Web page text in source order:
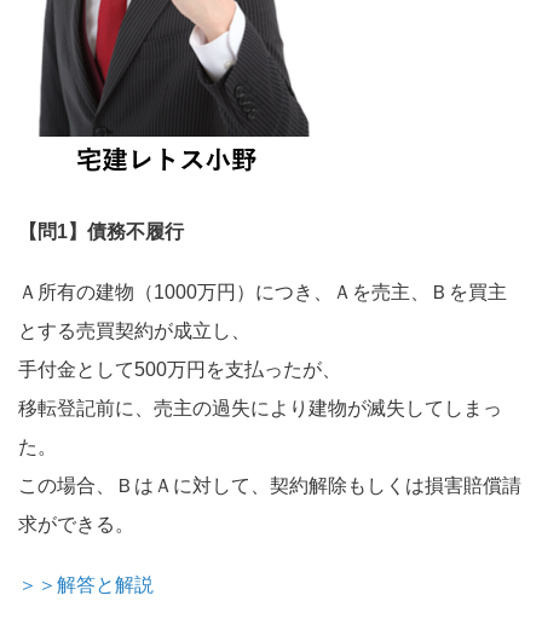
【問1】債務不履行
Ａ所有の建物（1000万円）につき、Ａを売主、Ｂを買主
とする売買契約が成立し、
手付金として500万円を支払ったが、
移転登記前に、売主の過失により建物が滅失してしまっ
た。
この場合、ＢはＡに対して、契約解除もしくは損害賠償請
求ができる。
＞＞解答と解説